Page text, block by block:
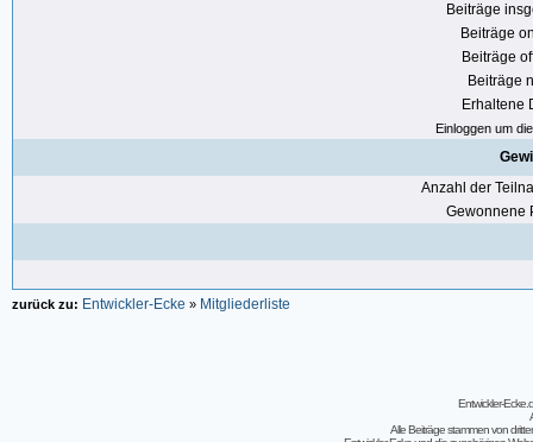
Beiträge
Beiträge
Beiträge
Beiträge
Erhaltene
Einloggen um
Anzahl der
Gewonnene
zurück zu: Entwickler-Ecke » Mitgliederliste
Entwickler-
Alle Beiträge stammen von